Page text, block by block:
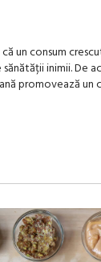
un consum
inimii. De
promovează un